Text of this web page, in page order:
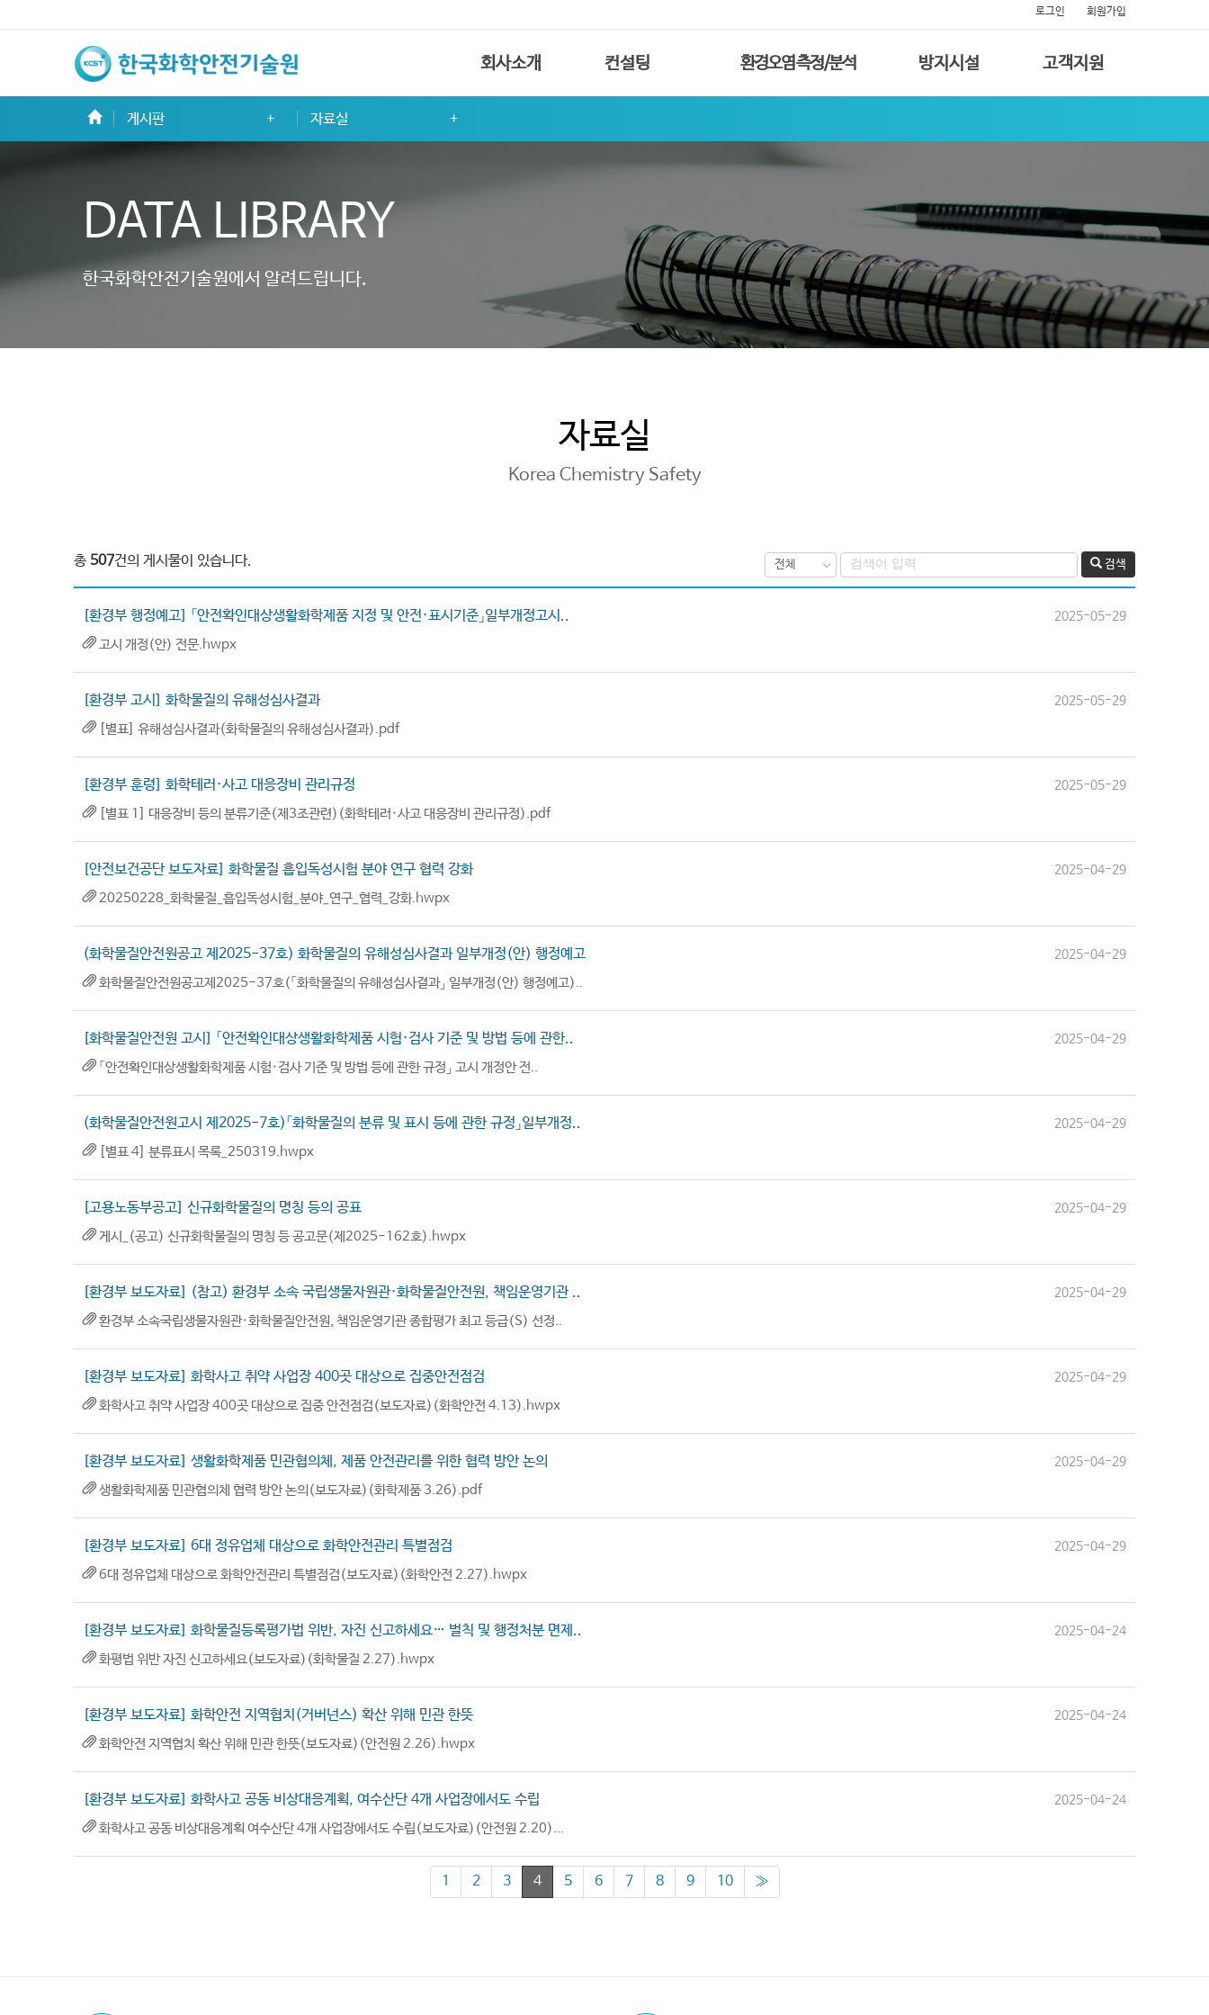
로그인 회원가입
한
국
화
학
안
전
기
회사소개
연혁
컨설팅
안전컨설팅
공정안전보고서
유해위험방지계획서
환경오염 측정/분석
수질 환경오염
방지시설 고객지원
안전소식
포토뉴스
Q & A
게시판 자료실
DATA LIBRARY
한국화학안전기술원에서 알려드립니다.
자료실
Korea Chemistry Safety
총 507건의 게시물이 있습니다. 검색
[환경부 행정예고] 「안전확인대상생활화학제품 지정 및 안전·표시기준」일부개정고시..
고시 개정(안) 전문.hwpx
2025-05-29
[환경부 고시] 화학물질의 유해성심사결과
[별표] 유해성심사결과(화학물질의 유해성심사결과).pdf
2025-05-29
[환경부 훈령] 화학테러·사고 대응장비 관리규정
[별표 1] 대응장비 등의 분류기준(제3조관련)(화학테러·사고 대응장비 관리규정).pdf
2025-05-29
[안전보건공단 보도자료] 화학물질 흡입독성시험 분야 연구 협력 강화
20250228_화학물질_흡입독성시험_분야_연구_협력_강화.hwpx
2025-04-29
(화학물질안전원공고 제2025-37호) 화학물질의 유해성심사결과 일부개정(안) 행정예고
화학물질안전원공고제2025-37호(「화학물질의 유해성심사결과」 일부개정(안) 행정예고)..
2025-04-29
[화학물질안전원 고시] 「안전확인대상생활화학제품 시험·검사 기준 및 방법 등에 관한..
「안전확인대상생활화학제품 시험·검사 기준 및 방법 등에 관한 규정」 고시 개정안 전..
2025-04-29
(화학물질안전원고시 제2025-7호)「화학물질의 분류 및 표시 등에 관한 규정」일부개정..
[별표 4] 분류표시 목록_250319.hwpx
2025-04-29
[고용노동부공고] 신규화학물질의 명칭 등의 공표
게시_(공고) 신규화학물질의 명칭 등 공고문(제2025-162호).hwpx
2025-04-29
[환경부 보도자료] (참고) 환경부 소속 국립생물자원관·화학물질안전원, 책임운영기관 ..
환경부 소속국립생물자원관·화학물질안전원, 책임운영기관 종합평가 최고 등급(S) 선정..
2025-04-29
[환경부 보도자료] 화학사고 취약 사업장 400곳 대상으로 집중안전점검
화학사고 취약 사업장 400곳 대상으로 집중 안전점검(보도자료)(화학안전 4.13).hwpx
2025-04-29
[환경부 보도자료] 생활화학제품 민관협의체, 제품 안전관리를 위한 협력 방안 논의
생활화학제품 민관협의체 협력 방안 논의(보도자료)(화학제품 3.26).pdf
2025-04-29
[환경부 보도자료] 6대 정유업체 대상으로 화학안전관리 특별점검
6대 정유업체 대상으로 화학안전관리 특별점검(보도자료)(화학안전 2.27).hwpx
2025-04-29
[환경부 보도자료] 화학물질등록평가법 위반, 자진 신고하세요… 벌칙 및 행정처분 면제..
화평법 위반 자진 신고하세요(보도자료)(화학물질 2.27).hwpx
2025-04-24
[환경부 보도자료] 화학안전 지역협치(거버넌스) 확산 위해 민관 한뜻
화학안전 지역협치 확산 위해 민관 한뜻(보도자료)(안전원 2.26).hwpx
2025-04-24
[환경부 보도자료] 화학사고 공동 비상대응계획, 여수산단 4개 사업장에서도 수립
화학사고 공동 비상대응계획 여수산단 4개 사업장에서도 수립(보도자료)(안전원 2.20)...
2025-04-24
1 2 3 4 5 6 7 8 9 10 ≫